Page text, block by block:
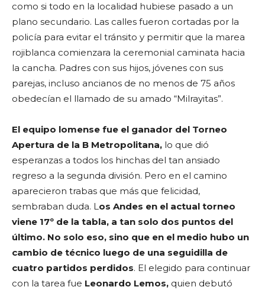
como si todo en la localidad hubiese pasado a un
plano secundario. Las calles fueron cortadas por la
policía para evitar el tránsito y permitir que la marea
rojiblanca comienzara la ceremonial caminata hacia
la cancha. Padres con sus hijos, jóvenes con sus
parejas, incluso ancianos de no menos de 75 años
obedecían el llamado de su amado “Milrayitas”.
El equipo lomense fue el ganador del Torneo
Apertura de la B Metropolitana, lo que dió
esperanzas a todos los hinchas del tan ansiado
regreso a la segunda división. Pero en el camino
aparecieron trabas que más que felicidad,
sembraban duda. Los Andes en el actual torneo
viene 17º de la tabla, a tan solo dos puntos del
último. No solo eso, sino que en el medio hubo un
cambio de técnico luego de una seguidilla de
cuatro partidos perdidos. El elegido para continuar
con la tarea fue Leonardo Lemos, quien debutó